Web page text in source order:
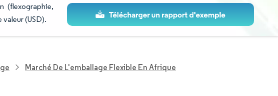
(flexographie,
(USD).
Marché De L'emballage Flexible En Afrique